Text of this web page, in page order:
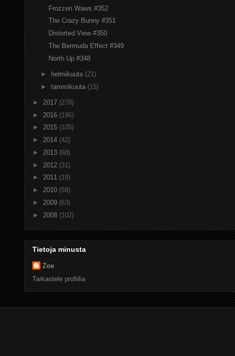
Frozzen Waws #352
The Crazy Bunny #351
Distorted View #350
The Bermuda Effect #349
North Up #348
► helmikuuta (21)
► tammikuuta (15)
► 2017 (278)
► 2016 (196)
► 2015 (105)
► 2014 (42)
► 2013 (68)
► 2012 (31)
► 2011 (19)
► 2010 (59)
► 2009 (63)
► 2008 (102)
Tietoja minusta
Zoe
Tarkastele profiilia